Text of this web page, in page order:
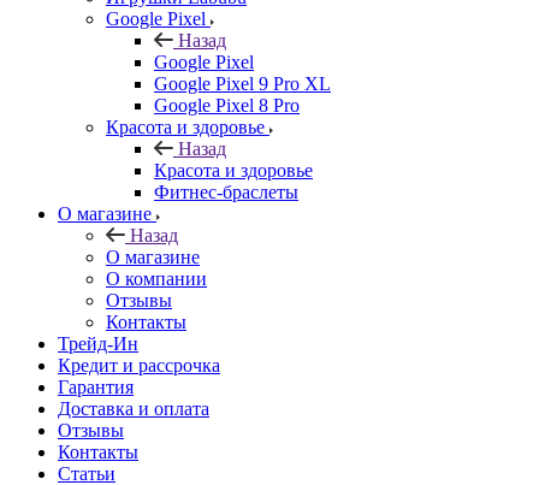
Google Pixel
Назад
Google Pixel
Google Pixel 9 Pro XL
Google Pixel 8 Pro
Красота и здоровье
Назад
Красота и здоровье
Фитнес-браслеты
О магазине
Назад
О магазине
О компании
Отзывы
Контакты
Трейд-Ин
Кредит и рассрочка
Гарантия
Доставка и оплата
Отзывы
Контакты
Статьи